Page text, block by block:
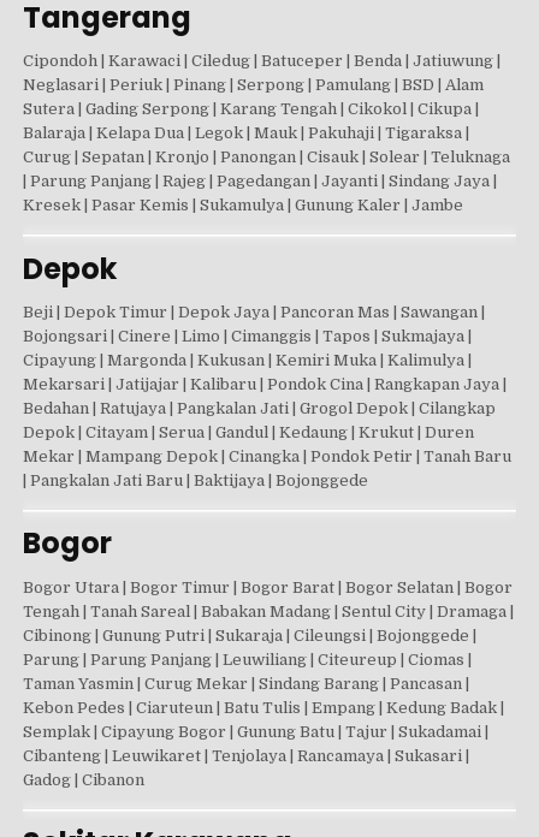
Tangerang
Cipondoh | Karawaci | Ciledug | Batuceper | Benda | Jatiuwung |
Neglasari | Periuk | Pinang | Serpong | Pamulang | BSD | Alam
Sutera | Gading Serpong | Karang Tengah | Cikokol | Cikupa |
Balaraja | Kelapa Dua | Legok | Mauk | Pakuhaji | Tigaraksa |
Curug | Sepatan | Kronjo | Panongan | Cisauk | Solear | Teluknaga
| Parung Panjang | Rajeg | Pagedangan | Jayanti | Sindang Jaya |
Kresek | Pasar Kemis | Sukamulya | Gunung Kaler | Jambe
Depok
Beji | Depok Timur | Depok Jaya | Pancoran Mas | Sawangan |
Bojongsari | Cinere | Limo | Cimanggis | Tapos | Sukmajaya |
Cipayung | Margonda | Kukusan | Kemiri Muka | Kalimulya |
Mekarsari | Jatijajar | Kalibaru | Pondok Cina | Rangkapan Jaya |
Bedahan | Ratujaya | Pangkalan Jati | Grogol Depok | Cilangkap
Depok | Citayam | Serua | Gandul | Kedaung | Krukut | Duren
Mekar | Mampang Depok | Cinangka | Pondok Petir | Tanah Baru
| Pangkalan Jati Baru | Baktijaya | Bojonggede
Bogor
Bogor Utara | Bogor Timur | Bogor Barat | Bogor Selatan | Bogor
Tengah | Tanah Sareal | Babakan Madang | Sentul City | Dramaga |
Cibinong | Gunung Putri | Sukaraja | Cileungsi | Bojonggede |
Parung | Parung Panjang | Leuwiliang | Citeureup | Ciomas |
Taman Yasmin | Curug Mekar | Sindang Barang | Pancasan |
Kebon Pedes | Ciaruteun | Batu Tulis | Empang | Kedung Badak |
Semplak | Cipayung Bogor | Gunung Batu | Tajur | Sukadamai |
Cibanteng | Leuwikaret | Tenjolaya | Rancamaya | Sukasari |
Gadog | Cibanon